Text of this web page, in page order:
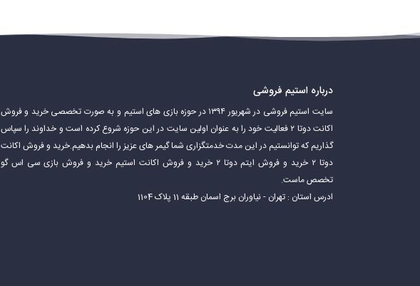
درباره استیم فروشی
سایت استیم فروشی در شهریور ۱۳۹۴ در حوزه بازی های استیم و به صورت تخصصی خرید و فروش
اکانت دوتا ۲ فعالیت خود را به عنوان اولین سایت در این حوزه شروع کرده است و خداوند را سپاس
گذاریم که توانستیم در این مدت خدمتگزاری شما گیمر های عزیز را انجام بدهیم.خرید و فروش اکانت
دوتا ۲ خرید و فروش ایتم دوتا ۲ خرید و فروش اکانت استیم خرید و فروش بازی سی اس گو
تخصص ماست.
ادرس استان : تهران - نیاوران برج اسمان طبقه 11 پلاک 1104